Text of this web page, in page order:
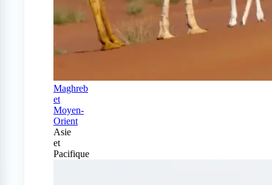
Maghreb
et
Moyen-
Orient
Asie
et
Pacifique